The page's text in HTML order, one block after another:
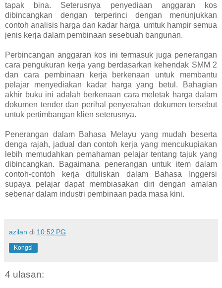
tapak bina. Seterusnya penyediaan anggaran kos
dibincangkan dengan terperinci dengan menunjukkan
contoh analisis harga dan kadar harga umtuk hampir semua
jenis kerja dalam pembinaan sesebuah bangunan.
Perbincangan anggaran kos ini termasuk juga penerangan
cara pengukuran kerja yang berdasarkan kehendak SMM 2
dan cara pembinaan kerja berkenaan untuk membantu
pelajar menyediakan kadar harga yang betul. Bahagian
akhir buku ini adalah berkenaan cara meletak harga dalam
dokumen tender dan perihal penyerahan dokumen tersebut
untuk pertimbangan klien seterusnya.
Penerangan dalam Bahasa Melayu yang mudah beserta
denga rajah, jadual dan contoh kerja yang mencukupiakan
lebih memudahkan pemahaman pelajar tentang tajuk yang
dibincangkan. Bagaimana penerangan untuk item dalam
contoh-contoh kerja dituliskan dalam Bahasa Inggersi
supaya pelajar dapat membiasakan diri dengan amalan
sebenar dalam industri pembinaan pada masa kini.
azilan di 10:52 PG
Kongsi
4 ulasan: